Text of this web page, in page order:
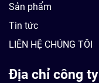
Sản phẩm
Tin tức
LIÊN HỆ CHÚNG TÔI
Địa chỉ công ty